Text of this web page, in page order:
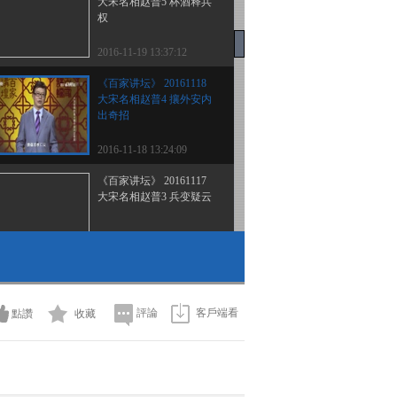
权
2016-11-19 13:37:12
《百家讲坛》 20161118
大宋名相赵普4 攘外安内
出奇招
2016-11-18 13:24:09
《百家讲坛》 20161117
大宋名相赵普3 兵变疑云
2016-11-16 14:35:11
大宋名相赵普（1） 他是
點讚 收藏 評論 客戶端看